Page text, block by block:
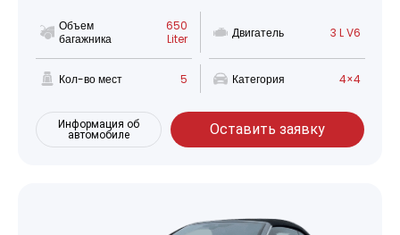
Объем
багажника
650
Liter
Двигатель 3 L V6
Кол-во мест 5 Категория 4×4
Информация об
автомобиле
Оставить заявку